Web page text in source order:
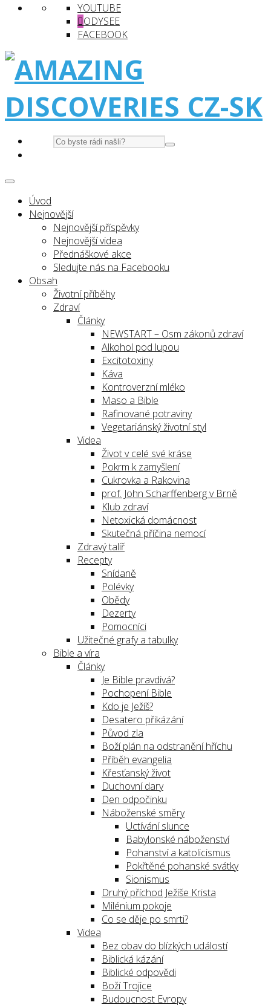
YOUTUBE
ODYSEE
FACEBOOK
Úvod
Nejnovější
Nejnovější příspěvky
Nejnovější videa
Přednáškové akce
Sledujte nás na Facebooku
Obsah
Životní příběhy
Zdraví
Články
NEWSTART – Osm zákonů zdraví
Alkohol pod lupou
Excitotoxiny
Káva
Kontroverzní mléko
Maso a Bible
Rafinované potraviny
Vegetariánský životní styl
Videa
Život v celé své kráse
Pokrm k zamyšlení
Cukrovka a Rakovina
prof. John Scharffenberg v Brně
Klub zdraví
Netoxická domácnost
Skutečná příčina nemocí
Zdravý talíř
Recepty
Snídaně
Polévky
Obědy
Dezerty
Pomocníci
Užitečné grafy a tabulky
Bible a víra
Články
Je Bible pravdivá?
Pochopení Bible
Kdo je Ježíš?
Desatero přikázání
Původ zla
Boží plán na odstranění hříchu
Příběh evangelia
Křesťanský život
Duchovní dary
Den odpočinku
Náboženské směry
Uctívání slunce
Babylonské náboženství
Pohanství a katolicismus
Pokřtěné pohanské svátky
Sionismus
Druhý příchod Ježíše Krista
Milénium pokoje
Co se děje po smrti?
Videa
Bez obav do blízkých událostí
Biblická kázání
Biblické odpovědi
Boží Trojice
Budoucnost Evropy